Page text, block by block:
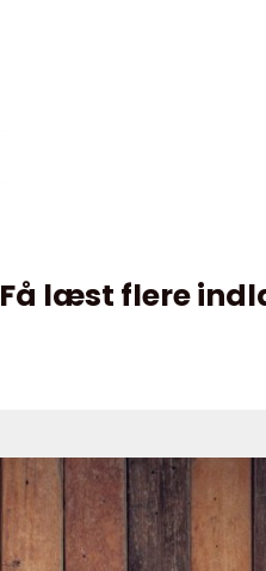
Få læst flere